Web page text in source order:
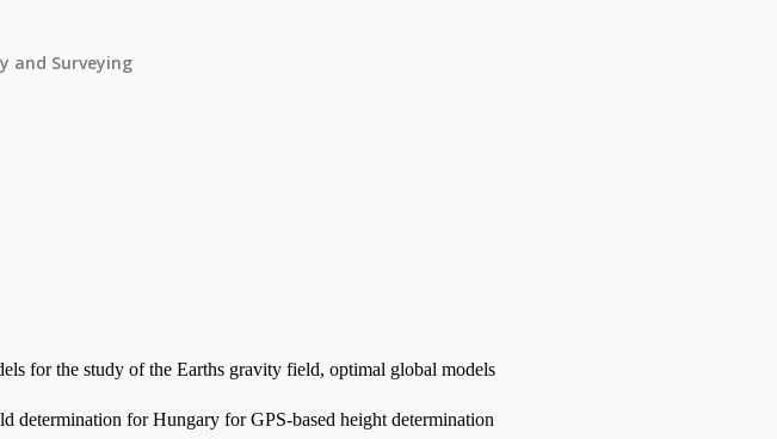
and Surveying
for the study of the Earths gravity field, optimal global models
determination for Hungary for GPS-based height determination